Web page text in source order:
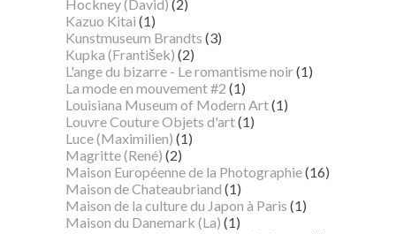
Hockney (David) (2)
Kazuo Kitai (1)
Kunstmuseum Brandts (3)
Kupka (František) (2)
L'ange du bizarre - Le romantisme noir(1)
La mode en mouvement #2 (1)
Louisiana Museum of Modern Art(1)
Louvre Couture Objets d'art(1)
Luce (Maximilien) (1)
Magritte (René) (2)
Maison Européenne de la Photographie(16)
Maison de Chateaubriand (1)
Maison de la culture du Japon à Paris (1)
Maison du Danemark (La) (1)